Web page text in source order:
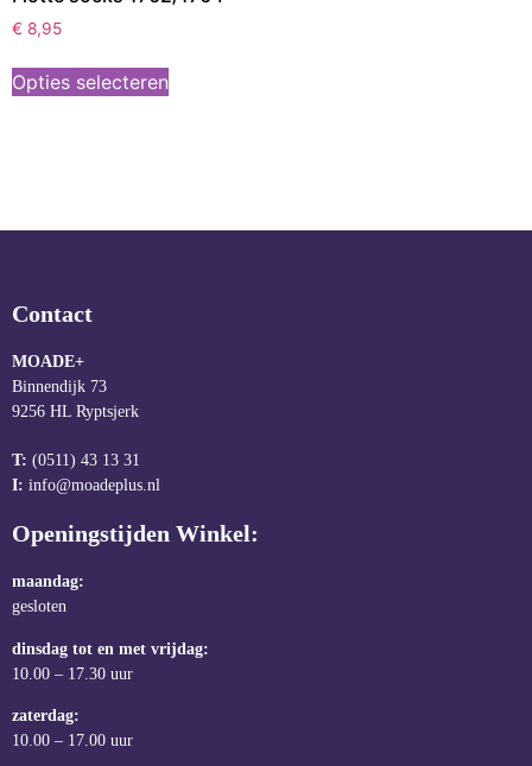
€ 8,95
Opties selecteren
Contact
MOADE+
Binnendijk 73
9256 HL Ryptsjerk
T: (0511) 43 13 31
I: info@moadeplus.nl
Openingstijden Winkel:
maandag:
gesloten
dinsdag tot en met vrijdag:
10.00 – 17.30 uur
zaterdag:
10.00 – 17.00 uur